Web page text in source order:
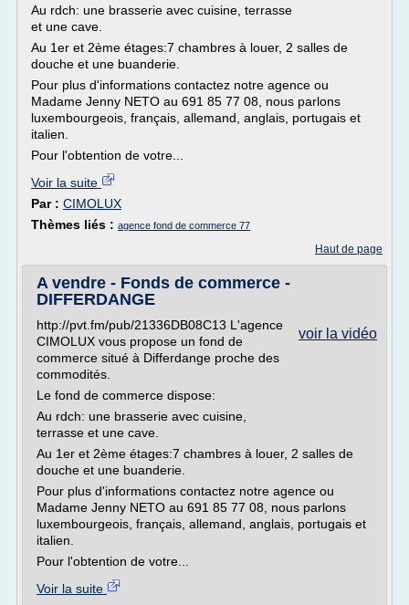
Au rdch: une brasserie avec cuisine, terrasse
et une cave.
Au 1er et 2ème étages:7 chambres à louer, 2 salles de
douche et une buanderie.
Pour plus d'informations contactez notre agence ou
Madame Jenny NETO au 691 85 77 08, nous parlons
luxembourgeois, français, allemand, anglais, portugais et
italien.
Pour l'obtention de votre...
Voir la suite
Par : CIMOLUX
Thèmes liés : agence fond de commerce 77
Haut de page
A vendre - Fonds de commerce -
DIFFERDANGE
voir la vidéo
http://pvt.fm/pub/21336DB08C13 L'agence
CIMOLUX vous propose un fond de
commerce situé à Differdange proche des
commodités.
Le fond de commerce dispose:
Au rdch: une brasserie avec cuisine,
terrasse et une cave.
Au 1er et 2ème étages:7 chambres à louer, 2 salles de
douche et une buanderie.
Pour plus d'informations contactez notre agence ou
Madame Jenny NETO au 691 85 77 08, nous parlons
luxembourgeois, français, allemand, anglais, portugais et
italien.
Pour l'obtention de votre...
Voir la suite